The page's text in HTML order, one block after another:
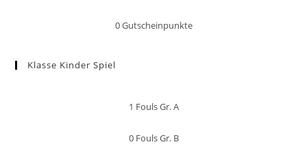
0Gutscheinpunkte
Klasse Kinder Spiel
1 Fouls Gr. A
0 Fouls Gr. B